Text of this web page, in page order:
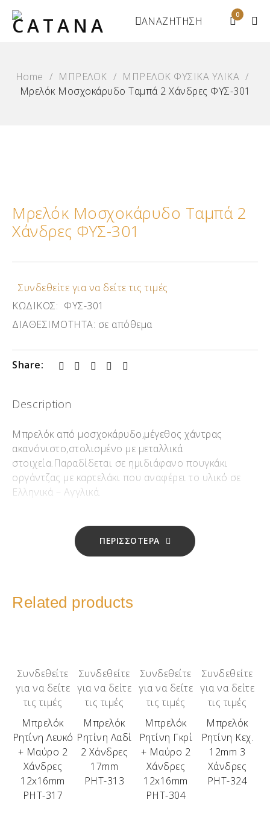
0
ΑΝΑΖΗΤΗΣΗ
Home / ΜΠΡΕΛΟΚ / ΜΠΡΕΛΟΚ ΦΥΣΙΚΑ ΥΛΙΚΑ /
Μρελόκ Μοσχοκάρυδο Ταμπά 2 Χάνδρες ΦΥΣ-301
Μρελόκ Μοσχοκάρυδο Ταμπά 2
Χάνδρες ΦΥΣ-301
Συνδεθείτε για να δείτε τις τιμές
ΚΩΔΙΚΟΣ: ΦΥΣ-301
ΔΙΑΘΕΣΙΜΟΤΗΤΑ: σε απόθεμα
Share:
Description
Μπρελόκ από μοσχοκάρυδο,μέγεθος χάντρας
ακανόνιστο,στολισμένο με μεταλλικά
στοιχεία.Παραδίδεται σε ημιδιάφανο πουγκάκι
οργάντζας με καρτελάκι που αναφέρει το υλικό σε
Ελληνικά – Αγγλικά.
ΠΕΡΙΣΣΟΤΕΡΑ
Related products
Συνδεθείτε
για να δείτε
τις τιμές
Μπρελόκ
Ρητίνη Λευκό
+ Μαύρο 2
Χάνδρες
12x16mm
ΡΗΤ-317
Συνδεθείτε
για να δείτε
τις τιμές
Μπρελόκ
Ρητίνη Λαδί
2 Χάνδρες
17mm
ΡΗΤ-313
Συνδεθείτε
για να δείτε
τις τιμές
Μπρελόκ
Ρητίνη Γκρί
+ Μαύρο 2
Χάνδρες
12x16mm
ΡΗΤ-304
Συνδεθείτε
για να δείτε
τις τιμές
Μπρελόκ
Ρητίνη Κεχ.
12mm 3
Χάνδρες
ΡΗΤ-324